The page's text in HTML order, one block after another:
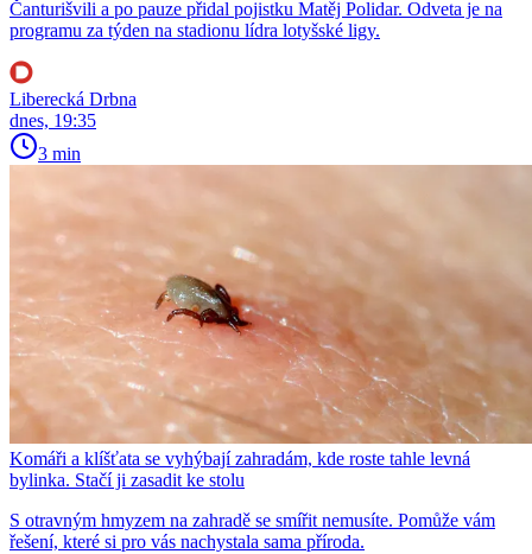
Čanturišvili a po pauze přidal pojistku Matěj Polidar. Odveta je na
programu za týden na stadionu lídra lotyšské ligy.
Liberecká Drbna
dnes, 19:35
3 min
Komáři a klíšťata se vyhýbají zahradám, kde roste tahle levná
bylinka. Stačí ji zasadit ke stolu
S otravným hmyzem na zahradě se smířit nemusíte. Pomůže vám
řešení, které si pro vás nachystala sama příroda.